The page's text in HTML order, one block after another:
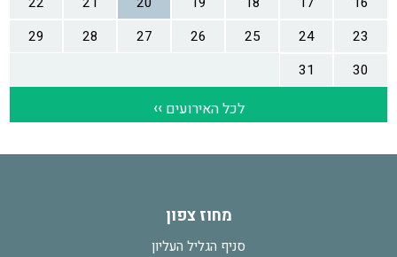
מחוז צפון
סניף הגליל העליון